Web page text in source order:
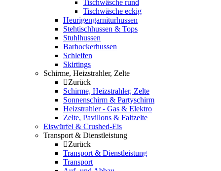
Tischwäsche rund
Tischwäsche eckig
Heurigengarniturhussen
Stehtischhussen & Tops
Stuhlhussen
Barhockerhussen
Schleifen
Skirtings
Schirme, Heizstrahler, Zelte
Zurück
Schirme, Heizstrahler, Zelte
Sonnenschirm & Partyschirm
Heizstrahler - Gas & Elektro
Zelte, Pavillons & Faltzelte
Eiswürfel & Crushed-Eis
Transport & Dienstleistung
Zurück
Transport & Dienstleistung
Transport